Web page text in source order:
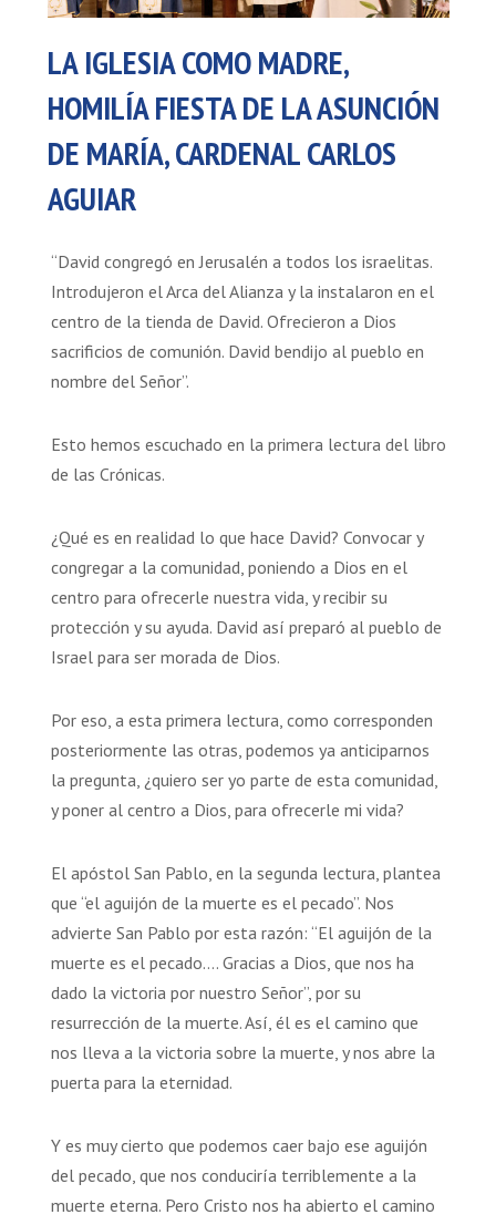
LA IGLESIA COMO MADRE,
HOMILÍA FIESTA DE LA ASUNCIÓN
DE MARÍA, CARDENAL CARLOS
AGUIAR
“David congregó en Jerusalén a todos los israelitas.
Introdujeron el Arca del Alianza y la instalaron en el
centro de la tienda de David. Ofrecieron a Dios
sacrificios de comunión. David bendijo al pueblo en
nombre del Señor”.
Esto hemos escuchado en la primera lectura del libro
de las Crónicas.
¿Qué es en realidad lo que hace David? Convocar y
congregar a la comunidad, poniendo a Dios en el
centro para ofrecerle nuestra vida, y recibir su
protección y su ayuda. David así preparó al pueblo de
Israel para ser morada de Dios.
Por eso, a esta primera lectura, como corresponden
posteriormente las otras, podemos ya anticiparnos
la pregunta, ¿quiero ser yo parte de esta comunidad,
y poner al centro a Dios, para ofrecerle mi vida?
El apóstol San Pablo, en la segunda lectura, plantea
que “el aguijón de la muerte es el pecado”. Nos
advierte San Pablo por esta razón: “El aguijón de la
muerte es el pecado…. Gracias a Dios, que nos ha
dado la victoria por nuestro Señor”, por su
resurrección de la muerte. Así, él es el camino que
nos lleva a la victoria sobre la muerte, y nos abre la
puerta para la eternidad.
Y es muy cierto que podemos caer bajo ese aguijón
del pecado, que nos conduciría terriblemente a la
muerte eterna. Pero Cristo nos ha abierto el camino